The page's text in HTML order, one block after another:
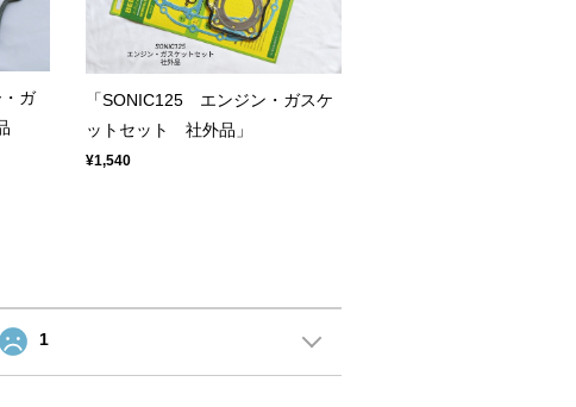
ガ
「SONIC125 エンジン・ガスケ
ットセット 社外品」
¥1,540
1